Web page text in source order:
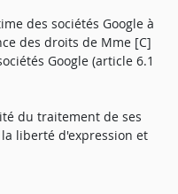
des sociétés Google à
des droits de Mme [C]
Google (article 6.1
du traitement de ses
liberté d'expression et